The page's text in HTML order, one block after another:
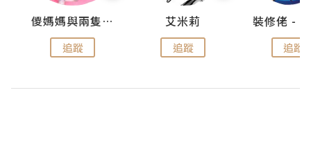
儍媽媽與兩隻小魔怪之家
追蹤
艾米莉
追蹤 追蹤